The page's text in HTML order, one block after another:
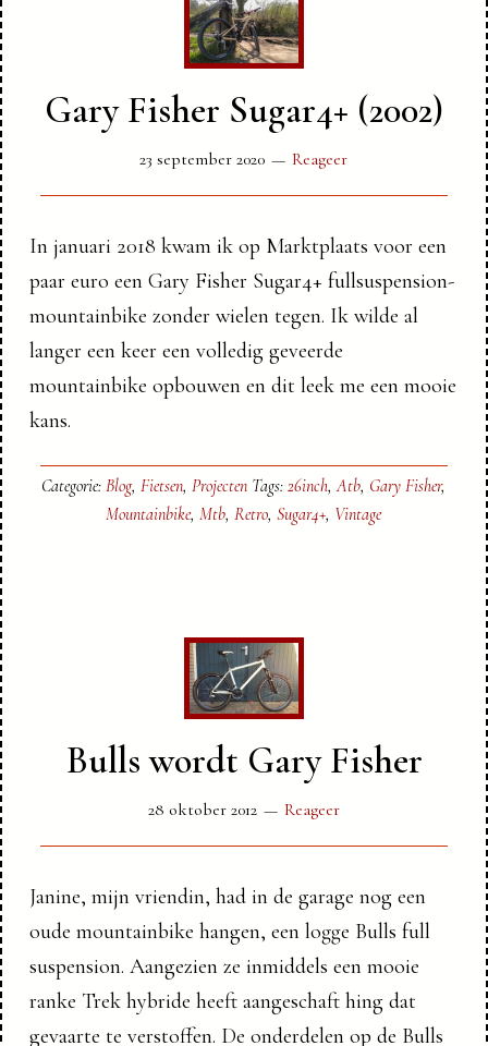
Gary Fisher Sugar4+ (2002)
23 september 2020 Reageer
In januari 2018 kwam ik op Marktplaats voor een
paar euro een Gary Fisher Sugar4+ fullsuspension-
mountainbike zonder wielen tegen. Ik wilde al
langer een keer een volledig geveerde
mountainbike opbouwen en dit leek me een mooie
kans.
Categorie:Blog,Fietsen,Projecten Tags:26inch,Atb, Gary Fisher,
Mountainbike,Mtb,Retro,Sugar4+, Vintage
Bulls wordt Gary Fisher
28 oktober 2012 Reageer
Janine, mijn vriendin, had in de garage nog een
oude mountainbike hangen, een logge Bulls full
suspension. Aangezien ze inmiddels een mooie
ranke Trek hybride heeft aangeschaft hing dat
gevaarte te verstoffen. De onderdelen op de Bulls